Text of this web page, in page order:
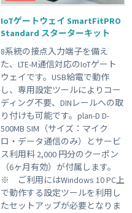
IoTゲートウェイ SmartFitPRO
Standard スターターキット
8系統の接点入力端子を備え
た、LTE-M通信対応のIoTゲート
ウェイです。USB給電で動作
し、専用設定ツールによりコー
ディング不要、DINレールへの取
り付けも可能です。plan-D D-
500MB SIM（サイズ：マイク
ロ・データ通信のみ）とサービ
ス利用料 2,000 円分のクーポン
（6ヶ月有効）が付属します。
※ ご利用にはWindows 10 PC上
で動作する設定ツールを利用し
たセットアップが必要となりま